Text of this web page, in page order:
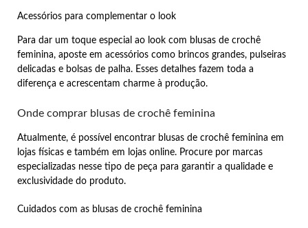
Acessórios para complementar o look
Para dar um toque especial ao look com blusas de crochê
feminina, aposte em acessórios como brincos grandes, pulseiras
delicadas e bolsas de palha. Esses detalhes fazem toda a
diferença e acrescentam charme à produção.
Onde comprar blusas de crochê feminina
Atualmente, é possível encontrar blusas de crochê feminina em
lojas físicas e também em lojas online. Procure por marcas
especializadas nesse tipo de peça para garantir a qualidade e
exclusividade do produto.
Cuidados com as blusas de crochê feminina